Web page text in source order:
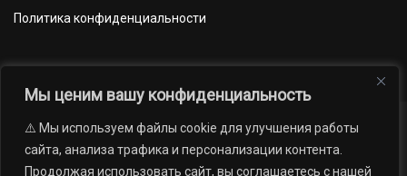
Мы ценим вашу конфиденциальность
⚠️ Мы используем файлы cookie для улучшения работы
сайта, анализа трафика и персонализации контента.
Продолжая использовать сайт, вы соглашаетесь с нашей
Политика конфиденциальности
Новости Наши проекты
Официально
АРХИВ
16+